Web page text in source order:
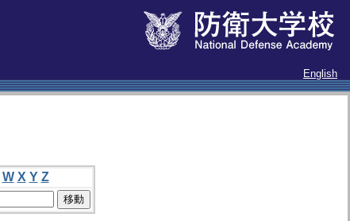
English
W X Y Z